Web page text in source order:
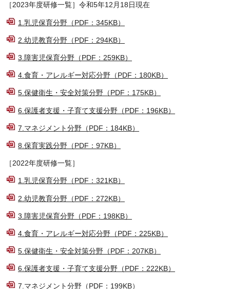
［2023年度研修一覧］令和5年12月18日現在
1.乳児保育分野（PDF：345KB）
2.幼児教育分野（PDF：294KB）
3.障害児保育分野（PDF：259KB）
4.食育・アレルギー対応分野（PDF：180KB）
5.保健衛生・安全対策分野（PDF：175KB）
6.保護者支援・子育て支援分野（PDF：196KB）
7.マネジメント分野（PDF：184KB）
8.保育実践分野（PDF：97KB）
［2022年度研修一覧］
1.乳児保育分野（PDF：321KB）
2.幼児教育分野（PDF：272KB）
3.障害児保育分野（PDF：198KB）
4.食育・アレルギー対応分野（PDF：225KB）
5.保健衛生・安全対策分野（PDF：207KB）
6.保護者支援・子育て支援分野（PDF：222KB）
7.マネジメント分野（PDF：199KB）